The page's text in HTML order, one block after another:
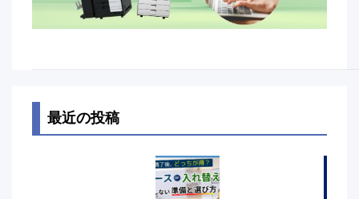
最近の投稿